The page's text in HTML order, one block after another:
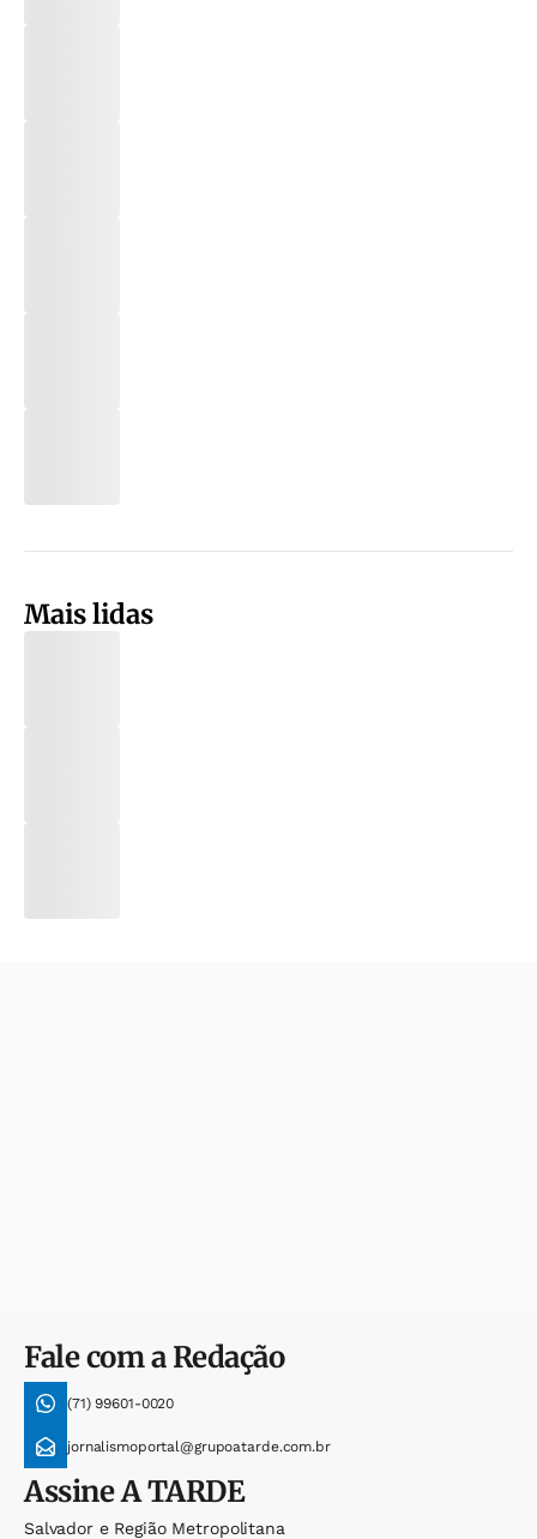
Mais lidas
Fale com a Redação
(71) 99601-0020
jornalismoportal@grupoatarde.com.br
AssineA TARDE
Salvador e Região Metropolitana